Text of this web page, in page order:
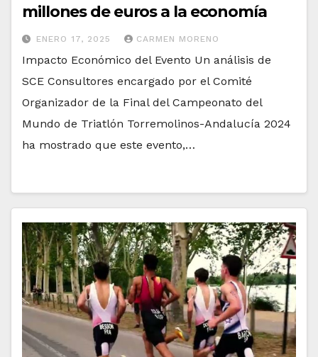
millones de euros a la economía
ENERO 17, 2025 CARMEN MORENO
Impacto Económico del Evento Un análisis de
SCE Consultores encargado por el Comité
Organizador de la Final del Campeonato del
Mundo de Triatlón Torremolinos-Andalucía 2024
ha mostrado que este evento,…